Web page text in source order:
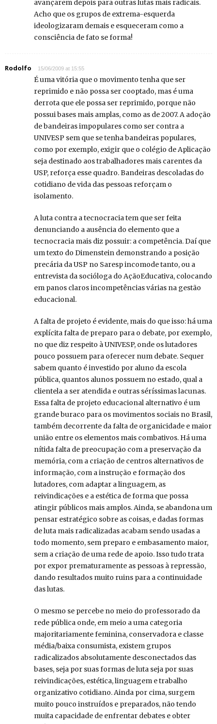
avançarem depois para outras lutas mais radicais.
Acho que os grupos de extrema-esquerda
ideologizaram demais e esqueceram como a
consciência de fato se forma!
Rodolfo 15/06/2009 at 15:55
É uma vitória que o movimento tenha que ser
reprimido e não possa ser cooptado, mas é uma
derrota que ele possa ser reprimido, porque não
possui bases mais amplas, como as de 2007. A adoção
de bandeiras impopulares como ser contra a
UNIVESP sem que se tenha bandeiras populares,
como por exemplo, exigir que o colégio de Aplicação
seja destinado aos trabalhadores mais carentes da
USP, reforça esse quadro. Bandeiras descoladas do
cotidiano de vida das pessoas reforçam o
isolamento.
A luta contra a tecnocracia tem que ser feita
denunciando a ausência do elemento que a
tecnocracia mais diz possuir: a competência. Daí que
um texto do Dimenstein demonstrando a posição
precária da USP no Saresp incomode tanto, ou a
entrevista da socióloga do AçãoEducativa, colocando
em panos claros incompetências várias na gestão
educacional.
A falta de projeto é evidente, mais do que isso: há uma
explícita falta de preparo para o debate, por exemplo,
no que diz respeito à UNIVESP, onde os lutadores
pouco possuem para oferecer num debate. Sequer
sabem quanto é investido por aluno da escola
pública, quantos alunos possuem no estado, qual a
clientela a ser atendida e outras séríssimas lacunas.
Essa falta de projeto educacional alternativo é um
grande buraco para os movimentos sociais no Brasil,
também decorrente da falta de organicidade e maior
união entre os elementos mais combativos. Há uma
nítida falta de preocupação com a preservação da
memória, com a criação de centros alternativos de
informação, com a instrução e formação dos
lutadores, com adaptar a linguagem, as
reivindicações e a estética de forma que possa
atingir públicos mais amplos. Ainda, se abandona um
pensar estratégico sobre as coisas, e dadas formas
de luta mais radicalizadas acabam sendo usadas a
todo momento, sem preparo e embasamento maior,
sem a criação de uma rede de apoio. Isso tudo trata
por expor prematuramente as pessoas à repressão,
dando resultados muito ruins para a continuidade
das lutas.
O mesmo se percebe no meio do professorado da
rede pública onde, em meio a uma categoria
majoritariamente feminina, conservadora e classe
média/baixa consumista, existem grupos
radicalizados absolutamente desconectados das
bases, seja por suas formas de luta seja por suas
reivindicações, estética, linguagem e trabalho
organizativo cotidiano. Ainda por cima, surgem
muito pouco instruídos e preparados, não tendo
muita capacidade de enfrentar debates e obter